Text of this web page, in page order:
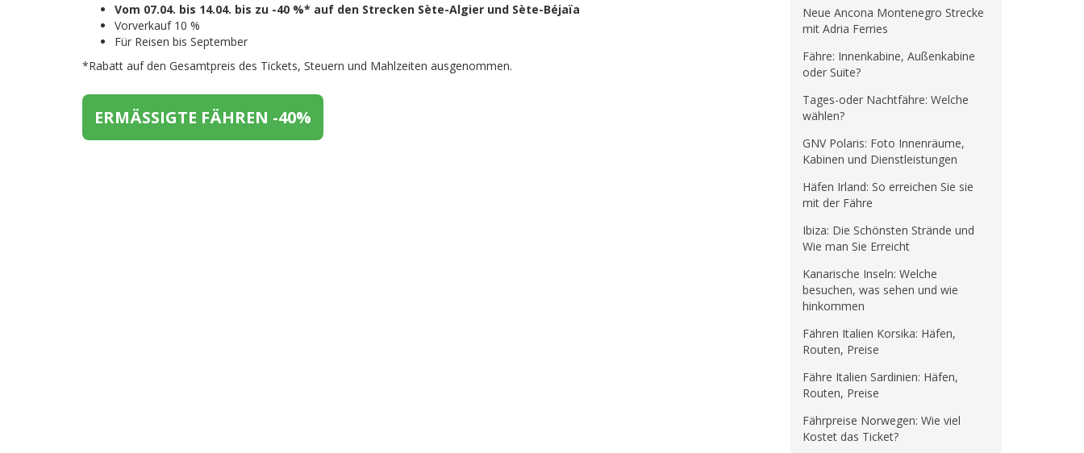
Neue Ancona Montenegro Strecke
mit Adria Ferries
Fähre: Innenkabine, Außenkabine
oder Suite?
Tages-oder Nachtfähre: Welche
wählen?
GNV Polaris: Foto Innenräume,
Kabinen und Dienstleistungen
Häfen Irland: So erreichen Sie sie
mit der Fähre
Ibiza: Die Schönsten Strände und
Wie man Sie Erreicht
Kanarische Inseln: Welche
besuchen, was sehen und wie
hinkommen
Fähren Italien Korsika: Häfen,
Routen, Preise
Fähre Italien Sardinien: Häfen,
Routen, Preise
Fährpreise Norwegen: Wie viel
Kostet das Ticket?
Vom 07.04. bis 14.04. bis zu -40 %* auf den Strecken Sète-Algier und Sète-Béjaïa
Vorverkauf 10 %
Für Reisen bis September
*Rabatt auf den Gesamtpreis des Tickets, Steuern und Mahlzeiten ausgenommen.
ERMÄSSIGTE FÄHREN -40%